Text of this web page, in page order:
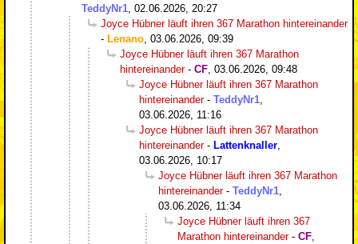
TeddyNr1 02.06.2026, 20:27
Joyce Hübner läuft ihren 367 Marathon hintereinander
- Lenano 03.06.2026, 09:39
Joyce Hübner läuft ihren 367 Marathon
hintereinander- CF 03.06.2026, 09:48
Joyce Hübner läuft ihren 367 Marathon
hintereinander- TeddyNr1
03.06.2026, 11:16
Joyce Hübner läuft ihren 367 Marathon
hintereinander- Lattenknaller
03.06.2026, 10:17
Joyce Hübner läuft ihren 367 Marathon
hintereinander- TeddyNr1
03.06.2026, 11:34
Joyce Hübner läuft ihren 367
Marathon hintereinander- CF